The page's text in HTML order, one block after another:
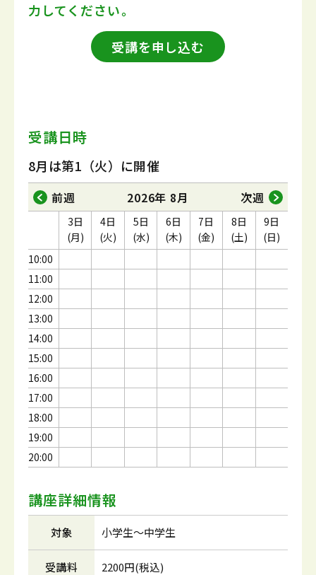
力してください。
受講を申し込む
受講日時
8月は第1（火）に開催
前週 2026年 8月 次週
10:00
11:00
12:00
13:00
14:00
15:00
16:00
17:00
18:00
19:00
20:00
3日
(月)
4日
(火)
5日
(水)
6日
(木)
7日
(金)
8日
(土)
9日
(日)
講座詳細情報
対象 小学生～中学生
受講料 2200円(税込)